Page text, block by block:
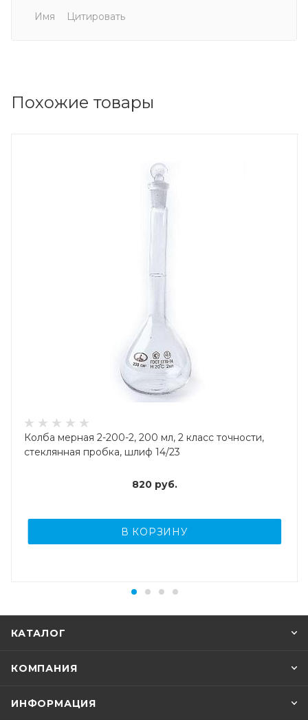
Имя
Цитировать
Похожие товары
Колба мерная 2-200-2, 200 мл, 2 класс точности,
стеклянная пробка, шлиф 14/23
820руб.
В КОРЗИНУ
КАТАЛОГ
КОМПАНИЯ
ИНФОРМАЦИЯ